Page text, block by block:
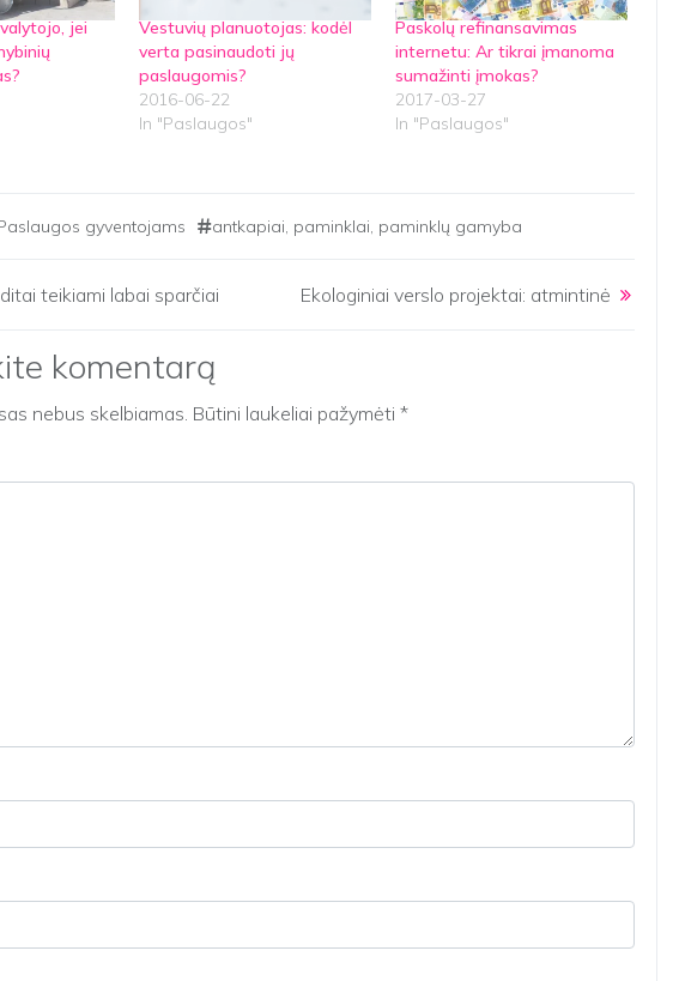
jei
Vestuvių planuotojas: kodėl
verta pasinaudoti jų
paslaugomis?
2016-06-22
In "Paslaugos"
Paskolų refinansavimas
internetu: Ar tikrai įmanoma
sumažinti įmokas?
2017-03-27
In "Paslaugos"
gyventojams antkapiai, paminklai, paminklų gamyba
teikiami labai sparčiai Ekologiniai verslo projektai: atmintinė
komentarą
nebus skelbiamas. Būtini laukeliai pažymėti *